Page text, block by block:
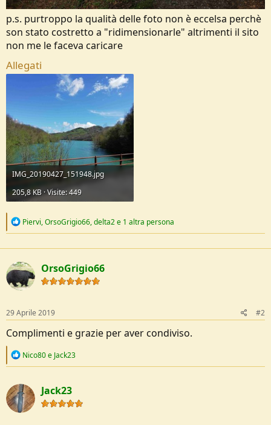
p.s. purtroppo la qualità delle foto non è eccelsa perchè
son stato costretto a "ridimensionarle" altrimenti il sito
non me le faceva caricare
Allegati
IMG_20190427_151948.jpg
205,8 KB · Visite: 449
R
c
t
i
o
n
Piervi,OrsoGrigio66,delta2e 1 altra persona
OrsoGrigio66
29 Aprile 2019 #2
Complimenti e grazie per aver condiviso.
R
c
t
i
o
Nico80e Jack23
Jack23